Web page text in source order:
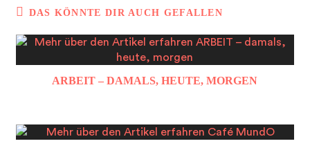
DAS KÖNNTE DIR AUCH GEFALLEN
ARBEIT – DAMALS, HEUTE, MORGEN